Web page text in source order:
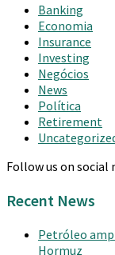
Banking
Economia
Insurance
Investing
Negócios
News
Política
Retirement
Follow us on social
Recent News
Petróleo
Hormuz